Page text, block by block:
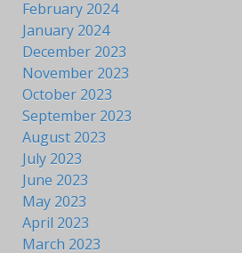
February 2024
January 2024
December 2023
November 2023
October 2023
September 2023
August 2023
July 2023
June 2023
May 2023
April 2023
March 2023